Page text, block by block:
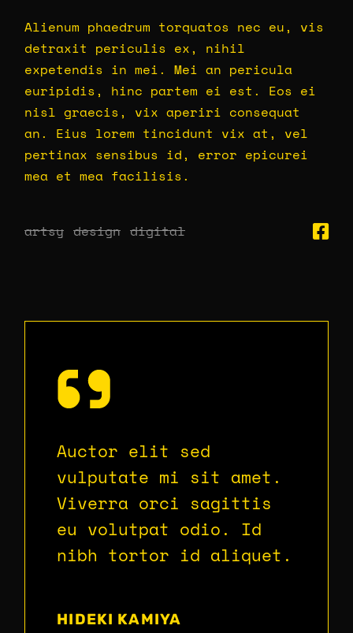
Alienum phaedrum torquatos nec eu, vis
detraxit periculis ex, nihil
expetendis in mei. Mei an pericula
euripidis, hinc partem ei est. Eos ei
nisl graecis, vix aperiri consequat
an. Eius lorem tincidunt vix at, vel
pertinax sensibus id, error epicurei
mea et mea facilisis.
artsy design digital
Auctor elit sed
vulputate mi sit amet.
Viverra orci sagittis
eu volutpat odio. Id
nibh tortor id aliquet.
HIDEKI KAMIYA